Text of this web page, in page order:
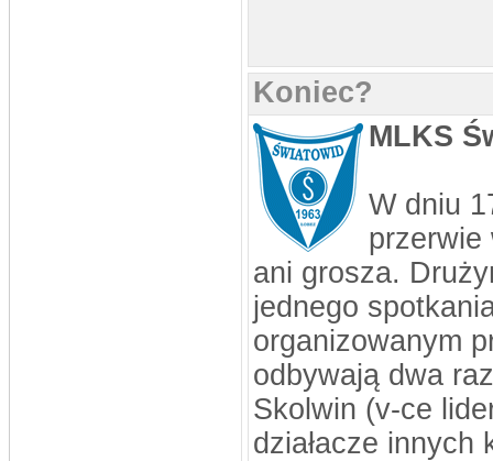
Koniec?
MLKS
W dniu
przerwie
ani grosza.
jednego
organizowanym
odbywają dwa
Skolwin (v-ce
działacze innych